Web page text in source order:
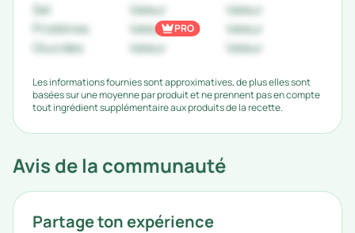
Sel
Valeur
Valeur
Protéines
Valeur
Valeur
Glucides
Valeur Valeur
PRO
Les informations fournies sont approximatives, de plus elles sont
basées sur une moyenne par produit et ne prennent pas en compte
tout ingrédient supplémentaire aux produits de la recette.
Avis de la communauté
Partage ton expérience